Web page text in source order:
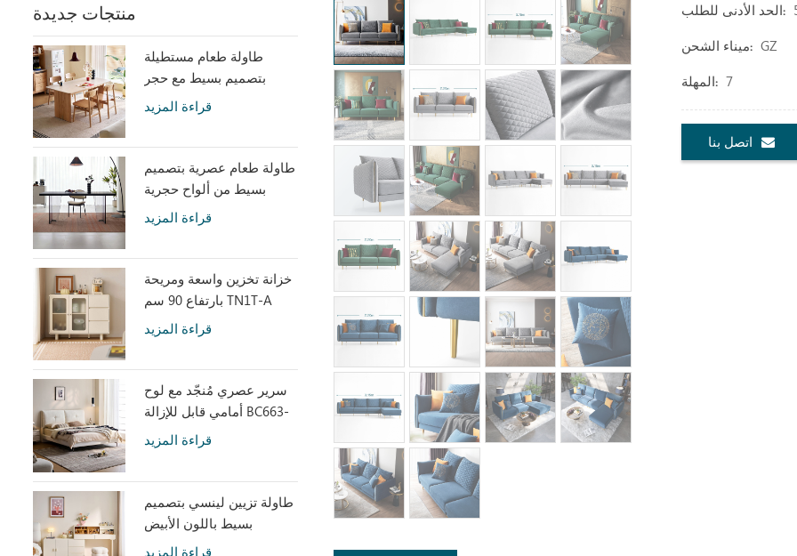
الحد الأدنى للطلب:
ميناء الشحن: GZ
المهلة: 7
اتصل بنا
منتجات جديدة
طاولة طعام مستطيلة
بتصميم بسيط مع حجر
متكلس LH586R4-Cقراءة المزيد
طاولة طعام عصرية بتصميم
بسيط من ألواح حجرية
رمادية مع أكريليك شفاف
RI2R-B
قراءة المزيد
خزانة تخزين واسعة ومريحة
بارتفاع 90 سم TN1T-A
قراءة المزيد
سرير عصري مُنجّد مع لوح
أمامي قابل للإزالة BC663-
قراءة المزيد
طاولة تزيين لينسي بتصميم
بسيط باللون الأبيض
قراءة المزيد